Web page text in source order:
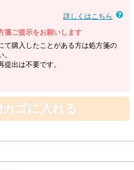
詳しくはこちら
箋ご提示をお願いします
て購入したことがある方は処方箋の
。
提出は不要です。
カゴに入れる